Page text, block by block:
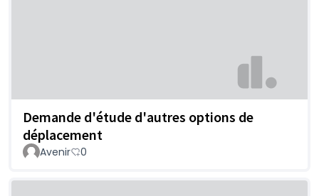
Demande d'étude d'autres options de
déplacement
Avenir 0